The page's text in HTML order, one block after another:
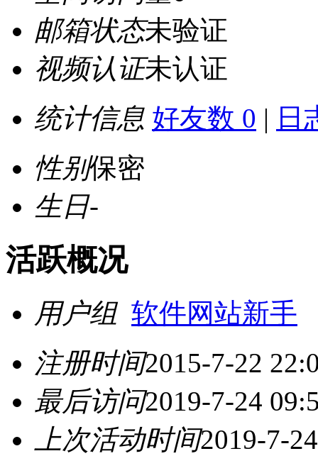
邮箱状态未验证
视频认证未认证
统计信息 好友数 0 | 日
性别保密
生日-
活跃概况
用户组 软件网站新手
注册时间2015-7-22
最后访问2019-7-24
上次活动时间2019-7-